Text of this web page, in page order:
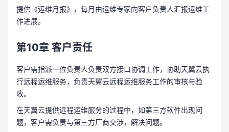
提供《运维月报》，每月由运维专家向客户负责人汇报运维工
作进展。
第10章 客户责任
客户需指派一位负责人负责双方接口协调工作，协助天翼云执
行远程运维服务，负责天翼云远程运维服务工作的审核与验
收。
在天翼云提供远程运维服务的过程中，如第三方软件出现问
题，客户需负责与第三方厂商交涉，解决问题。